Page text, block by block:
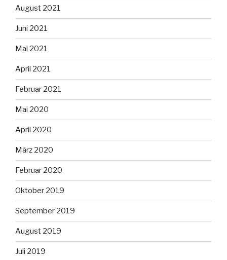
August 2021
Juni 2021
Mai 2021
April 2021
Februar 2021
Mai 2020
April 2020
März 2020
Februar 2020
Oktober 2019
September 2019
August 2019
Juli 2019